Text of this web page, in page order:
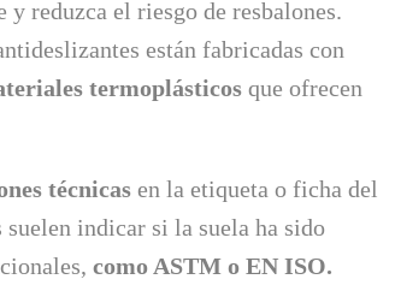
reduzca el riesgo de resbalones.
están fabricadas con
termoplásticos que ofrecen
técnicas en la etiqueta o ficha del
indicar si la suela ha sido
como ASTM o EN ISO.